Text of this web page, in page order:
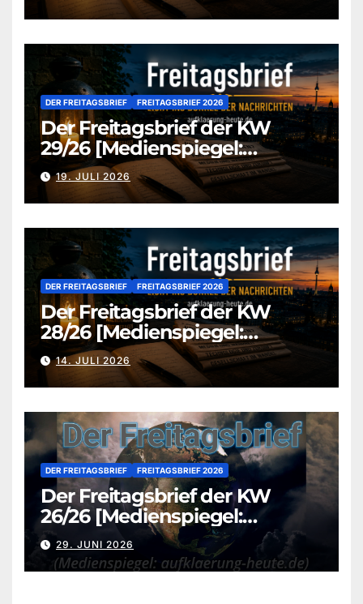
DER FREITAGSBRIEF FREITAGSBRIEF 2026
Der Freitagsbrief der KW
29/26 [Medienspiegel:
aufklaerung-heute.de]
19. JULI 2026
DER FREITAGSBRIEF FREITAGSBRIEF 2026
Der Freitagsbrief der KW
28/26 [Medienspiegel:
aufklaerung-heute.de]
14. JULI 2026
DER FREITAGSBRIEF FREITAGSBRIEF 2026
Der Freitagsbrief der KW
26/26 [Medienspiegel:
aufklaerung-heute.de]
29. JUNI 2026